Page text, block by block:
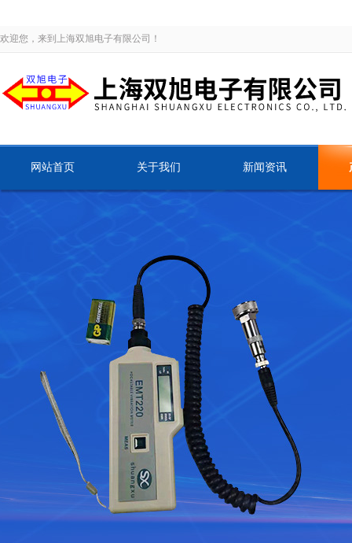
欢迎您，来到上海双旭电子有限公司！
网站首页 关于我们 新闻资讯